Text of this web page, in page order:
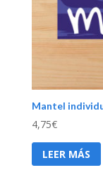
Mantel
4,75€
LEER MÁS